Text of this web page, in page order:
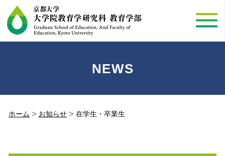
NEWS
ホーム お知らせ 在学生・卒業生